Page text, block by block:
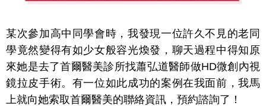
某次參加高中同學會時，我發現一位許久不見的老同
學竟然變得有如少女般容光煥發，聊天過程中得知原
來她是去了首爾醫美診所找蕭弘道醫師做HD微創內視
鏡拉皮手術。有一位如此成功的案例在我面前，我馬
上就向她索取首爾醫美的聯絡資訊，預約諮詢了！